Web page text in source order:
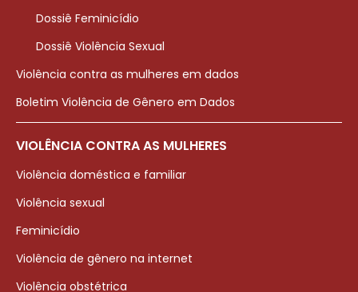
Dossiê Feminicídio
Dossiê Violência Sexual
Violência contra as mulheres em dados
Boletim Violência de Gênero em Dados
VIOLÊNCIA CONTRA AS MULHERES
Violência doméstica e familiar
Violência sexual
Feminicídio
Violência de gênero na internet
Violência obstétrica